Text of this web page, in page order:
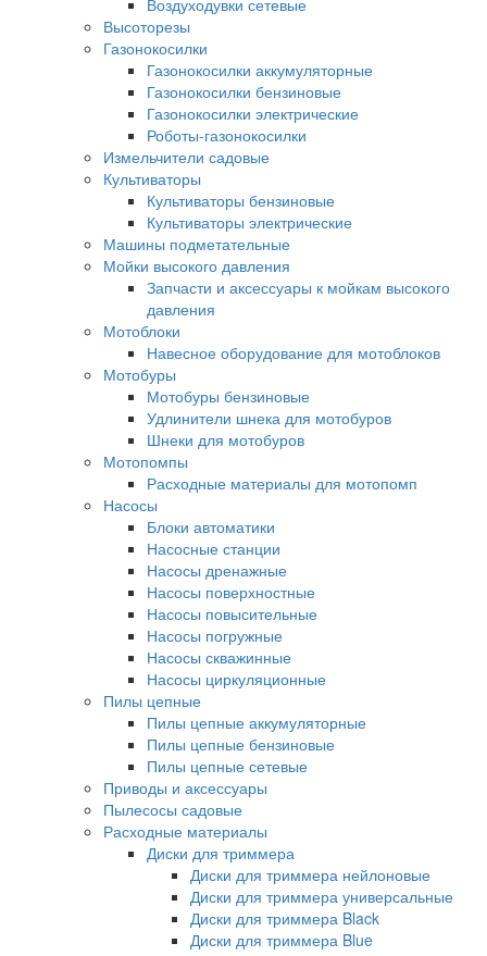
Воздуходувки сетевые
Высоторезы
Газонокосилки
Газонокосилки аккумуляторные
Газонокосилки бензиновые
Газонокосилки электрические
Роботы-газонокосилки
Измельчители садовые
Культиваторы
Культиваторы бензиновые
Культиваторы электрические
Машины подметательные
Мойки высокого давления
Запчасти и аксессуары к мойкам высокого
давления
Мотоблоки
Навесное оборудование для мотоблоков
Мотобуры
Мотобуры бензиновые
Удлинители шнека для мотобуров
Шнеки для мотобуров
Мотопомпы
Расходные материалы для мотопомп
Насосы
Блоки автоматики
Насосные станции
Насосы дренажные
Насосы поверхностные
Насосы повысительные
Насосы погружные
Насосы скважинные
Насосы циркуляционные
Пилы цепные
Пилы цепные аккумуляторные
Пилы цепные бензиновые
Пилы цепные сетевые
Приводы и аксессуары
Пылесосы садовые
Расходные материалы
Диски для триммера
Диски для триммера нейлоновые
Диски для триммера универсальные
Диски для триммера Black
Диски для триммера Blue